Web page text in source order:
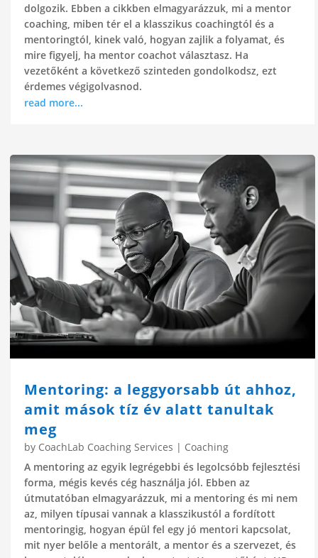
dolgozik. Ebben a cikkben elmagyarázzuk, mi a mentor
coaching, miben tér el a klasszikus coachingtól és a
mentoringtól, kinek való, hogyan zajlik a folyamat, és
mire figyelj, ha mentor coachot választasz. Ha
vezetőként a következő szinteden gondolkodsz, ezt
érdemes végigolvasnod.
read more...
Mentoring: a leggyorsabb út ahhoz,
amit mások tíz év alatt tanultak
meg
by CoachLab Coaching Services | Coaching
A mentoring az egyik legrégebbi és legolcsóbb fejlesztési
forma, mégis kevés cég használja jól. Ebben az
útmutatóban elmagyarázzuk, mi a mentoring és mi nem
az, milyen típusai vannak a klasszikustól a fordított
mentoringig, hogyan épül fel egy jó mentori kapcsolat,
mit nyer belőle a mentorált, a mentor és a szervezet, és